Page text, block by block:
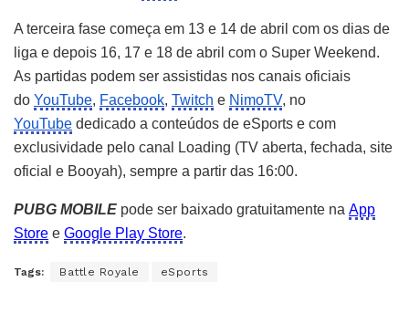
A terceira fase começa em 13 e 14 de abril com os dias de
liga e depois 16, 17 e 18 de abril com o Super Weekend.
As partidas podem ser assistidas nos canais oficiais
do YouTube, Facebook, Twitch e NimoTV, no
YouTube dedicado a conteúdos de eSports e com
exclusividade pelo canal Loading (TV aberta, fechada, site
oficial e Booyah), sempre a partir das 16:00.
PUBG MOBILE pode ser baixado gratuitamente na App
Store e Google Play Store.
Tags: Battle Royale eSports